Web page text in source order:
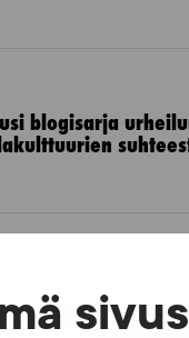
blogisarja